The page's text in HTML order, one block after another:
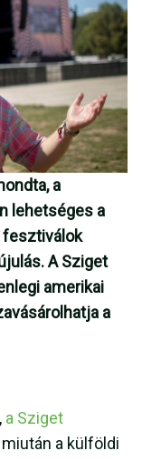
a
lehetséges a
fesztiválok
A Sziget
amerikai
a
a Sziget
miután a külföldi